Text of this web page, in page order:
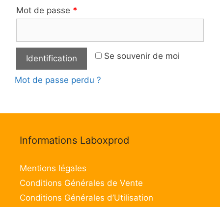
Mot de passe *
Se souvenir de moi
Identification
Mot de passe perdu ?
Informations Laboxprod
Mentions légales
Conditions Générales de Vente
Conditions Générales d’Utilisation